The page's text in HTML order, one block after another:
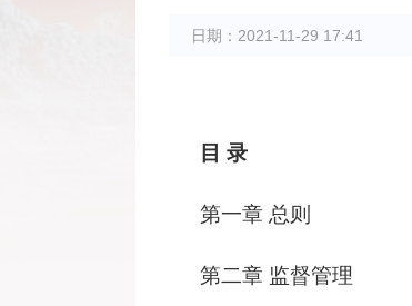
日期： 2021-11-29 17:41
目 录
第一章 总则
第二章 监督管理